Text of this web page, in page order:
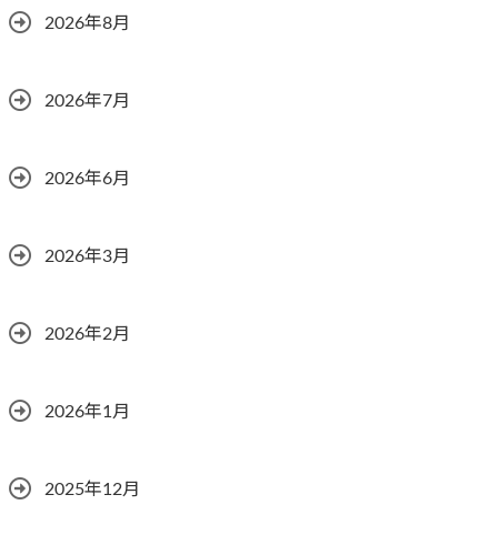
2026年8月
2026年7月
2026年6月
2026年3月
2026年2月
2026年1月
2025年12月